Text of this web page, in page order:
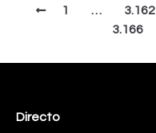
1 … 3.162
3.166
Directo